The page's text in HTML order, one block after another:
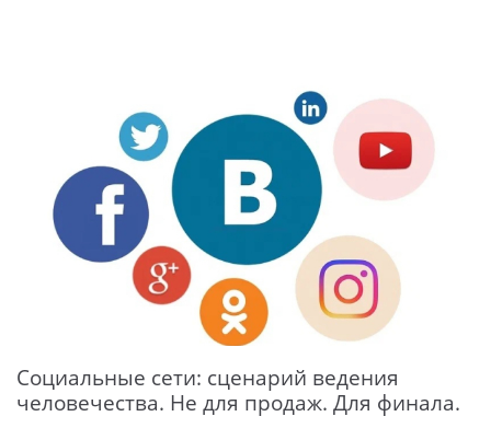
Социальные сети: сценарий ведения
человечества. Не для продаж. Для финала.